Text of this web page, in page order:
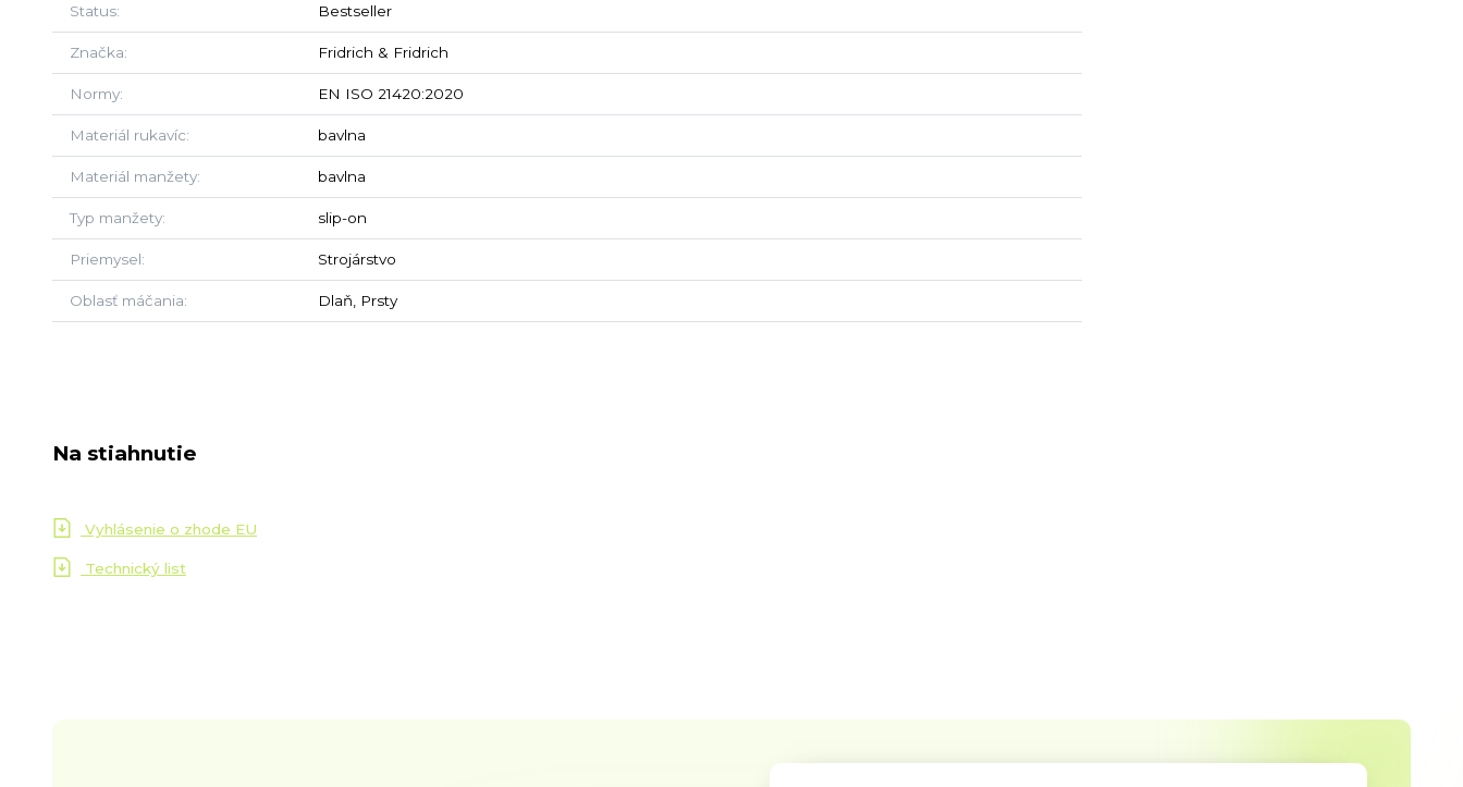
Status Bestseller
Značka Fridrich & Fridrich
Normy EN ISO 21420:2020
Materiál rukavíc bavlna
Materiál manžety bavlna
Typ manžety slip-on
Priemysel Strojárstvo
Oblasť máčania Dlaň, Prsty
Na stiahnutie
Vyhlásenie o zhode EU
Technický list